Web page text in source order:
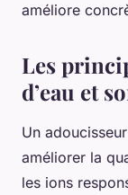
améliore
Les
d’eau et
Un
améliorer la
les ions